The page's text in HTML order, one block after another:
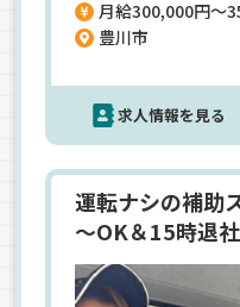
っています◎《もち
方には帰れる！☆近距
ど三河エリアの地元
月給300,000円～
豊川市
求人情報を見る
運転ナシの補助
～OK＆15時退